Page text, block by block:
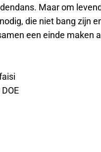
Maar om
die niet bang zijn
een einde maken